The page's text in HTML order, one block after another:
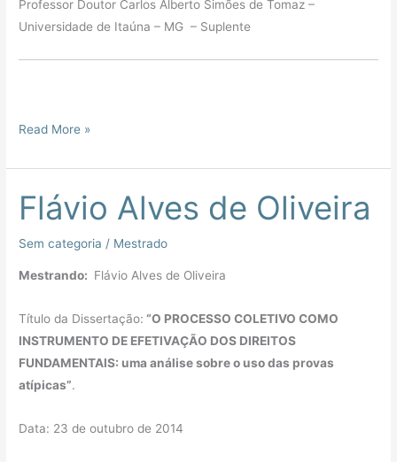
Professor Doutor Carlos Alberto Simões de Tomaz –
Universidade de Itaúna – MG – Suplente
Read More »
Flávio Alves de Oliveira
Sem categoria / Mestrado
Mestrando: Flávio Alves de Oliveira
Título da Dissertação: “O PROCESSO COLETIVO COMO
INSTRUMENTO DE EFETIVAÇÃO DOS DIREITOS
FUNDAMENTAIS: uma análise sobre o uso das provas
atípicas”.
Data: 23 de outubro de 2014
Flávio
Alves
de